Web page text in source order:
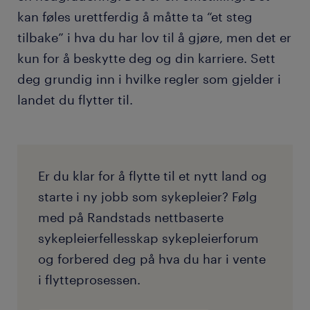
kan føles urettferdig å måtte ta “et steg
tilbake” i hva du har lov til å gjøre, men det er
kun for å beskytte deg og din karriere. Sett
deg grundig inn i hvilke regler som gjelder i
landet du flytter til.
Er du klar for å flytte til et nytt land og
starte i ny jobb som sykepleier? Følg
med på Randstads nettbaserte
sykepleierfellesskap sykepleierforum
og forbered deg på hva du har i vente
i flytteprosessen.